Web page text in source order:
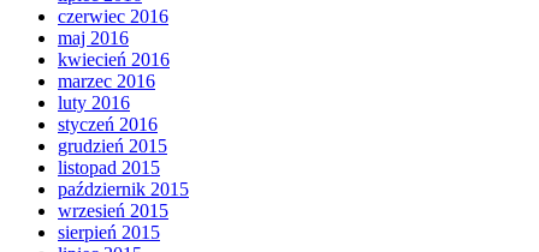
czerwiec 2016
maj 2016
kwiecień 2016
marzec 2016
luty 2016
styczeń 2016
grudzień 2015
listopad 2015
październik 2015
wrzesień 2015
sierpień 2015